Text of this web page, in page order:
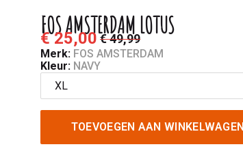
FOS AMSTERDAM LOTUS
€ 25,00 € 49,99
Merk: FOS AMSTERDAM
Kleur: NAVY
TOEVOEGEN AAN WINKELWAGEN